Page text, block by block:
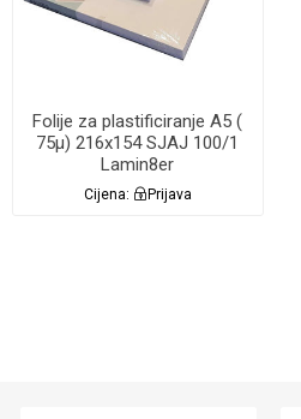
Folije za plastificiranje A5 (
75µ) 216x154 SJAJ 100/1
Lamin8er
Cijena: Prijava